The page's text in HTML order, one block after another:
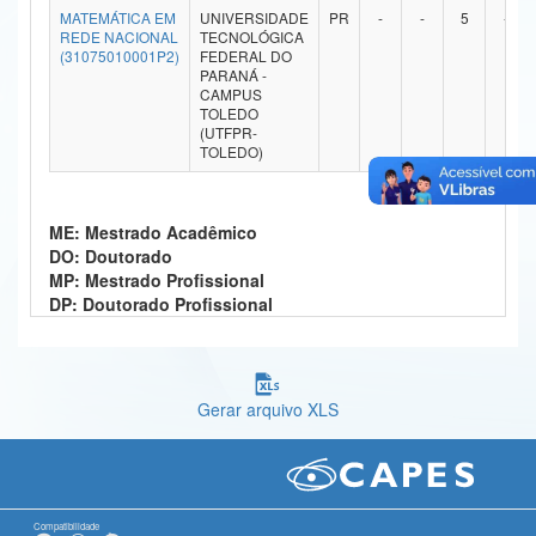
Ministério da Ciência, Tecnologia, Inovações e Comunicações
Ministério do Desenvolvimento Regional
Ministério da Mulher, da Família e dos Direitos Humanos
Secretaria-Geral
Gabinete de Segurança Institucional
Banco Central do Brasil
MATEMÁTICA EM
REDE NACIONAL
(31075010001P2)
UNIVERSIDADE
TECNOLÓGICA
FEDERAL DO
PARANÁ -
CAMPUS
TOLEDO
(UTFPR-
TOLEDO)
PR - - 5 -
ME: Mestrado Acadêmico
DO: Doutorado
MP: Mestrado Profissional
DP: Doutorado Profissional
Gerar arquivo XLS
Compatibilidade